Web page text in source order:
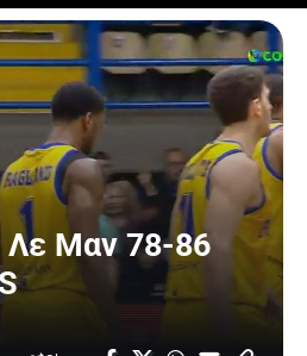
Λε Μαν 78-86